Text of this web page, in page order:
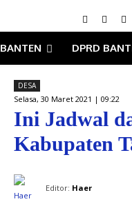
BANTEN DPRD
DESA
Selasa, 30 Maret 2021 | 09:22
Ini Jadwal
Kabupaten
Editor: Haer